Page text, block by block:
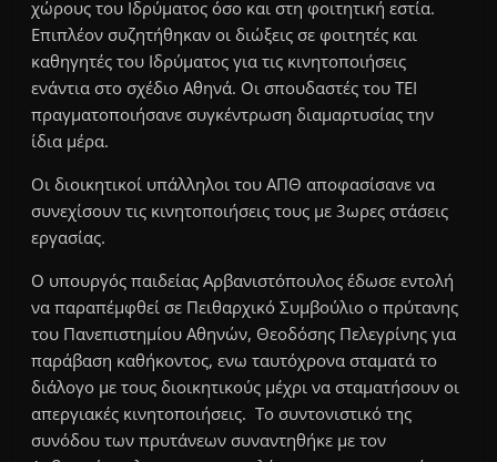
χώρους του Ιδρύματος όσο και στη φοιτητική εστία.
Επιπλέον συζητήθηκαν οι διώξεις σε φοιτητές και
καθηγητές του Ιδρύματος για τις κινητοποιήσεις
ενάντια στο σχέδιο Αθηνά. Οι σπουδαστές του ΤΕΙ
πραγματοποιήσανε συγκέντρωση διαμαρτυσίας την
ίδια μέρα.
Οι διοικητικοί υπάλληλοι του ΑΠΘ αποφασίσανε να
συνεχίσουν τις κινητοποιήσεις τους με 3ωρες στάσεις
εργασίας.
Ο υπουργός παιδείας Αρβανιστόπουλος έδωσε εντολή
να παραπέμφθεί σε Πειθαρχικό Συμβούλιο ο πρύτανης
του Πανεπιστημίου Αθηνών, Θεοδόσης Πελεγρίνης για
παράβαση καθήκοντος, ενω ταυτόχρονα σταματά το
διάλογο με τους διοικητικούς μέχρι να σταματήσουν οι
απεργιακές κινητοποιήσεις. Το συντονιστικό της
συνόδου των πρυτάνεων συναντηθήκε με τον